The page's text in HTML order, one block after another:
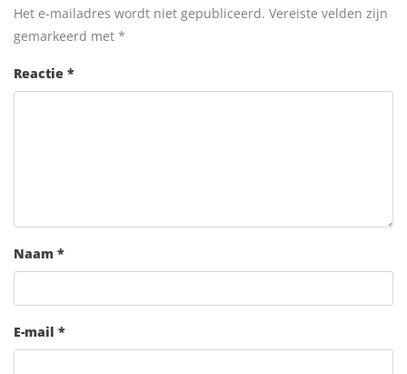
Het e-mailadres wordt niet gepubliceerd. Vereiste velden zijn
gemarkeerd met *
Reactie *
Naam *
E-mail *